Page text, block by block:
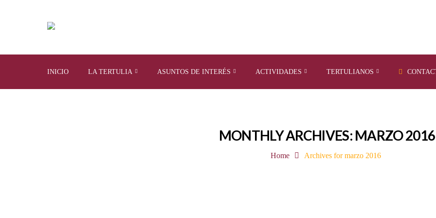
INICIO LA TERTULIA ASUNTOS DE INTERÉS ACTIVIDADES TERTULIANOS
MONTHLY ARCHIVES: MARZO 2016
Home Archives for marzo 2016